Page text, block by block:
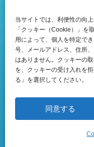
当サイトでは、利便性の向
「クッキー（Cookie）」を
用によって、個人を特定で
号、メールアドレス、住所
はありません。クッキーの
を、クッキーの受け入れを
る」を選択してください。
同意する
〒770-8518
徳島県徳島市万代町5丁目8
TEL：088-653-5131（代）
FAX：088-652-6516